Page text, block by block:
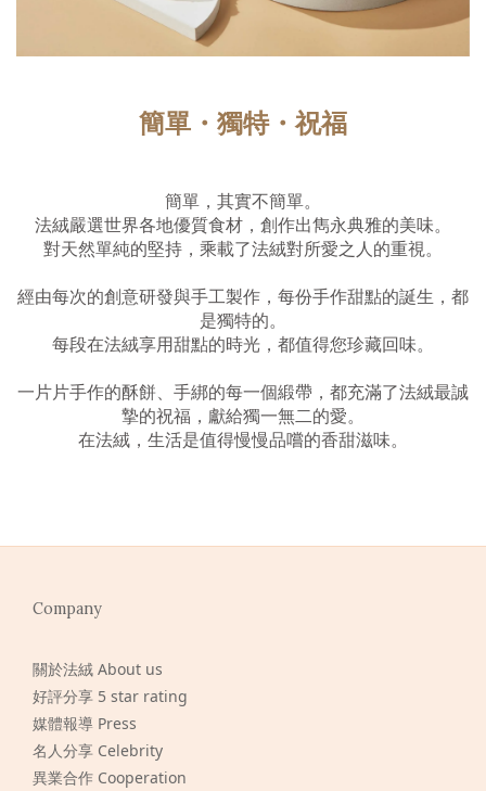
簡單・獨特・祝福
簡單，其實不簡單。
法絨嚴選世界各地優質食材，創作出雋永典雅的美味。
對天然單純的堅持，乘載了法絨對所愛之人的重視。
經由每次的創意研發與手工製作，每份手作甜點的誕生，都
是獨特的。
每段在法絨享用甜點的時光，都值得您珍藏回味。
一片片手作的酥餅、手綁的每一個緞帶，都充滿了法絨最誠
摯的祝福，獻給獨一無二的愛。
在法絨，生活是值得慢慢品嚐的香甜滋味。
Company
關於法絨 About us
好評分享 5 star rating
媒體報導 Press
名人分享 Celebrity
異業合作 Cooperation